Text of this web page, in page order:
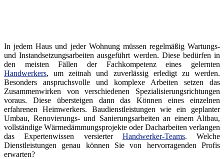
In jedem Haus und jeder Wohnung müssen regelmäßig Wartungs-
und Instandsetzungsarbeiten ausgeführt werden. Diese bedürfen in
den meisten Fällen der Fachkompetenz eines gelernten
Handwerkers, um zeitnah und zuverlässig erledigt zu werden.
Besonders anspruchsvolle und komplexe Arbeiten setzen das
Zusammenwirken von verschiedenen Spezialisierungsrichtungen
voraus. Diese übersteigen dann das Können eines einzelnen
erfahrenen Heimwerkers. Baudienstleistungen wie ein geplanter
Umbau, Renovierungs- und Sanierungsarbeiten an einem Altbau,
vollständige Wärmedämmungsprojekte oder Dacharbeiten verlangen
das Expertenwissen versierter Handwerker-Teams. Welche
Dienstleistungen genau können Sie von hervorragenden Profis
erwarten?